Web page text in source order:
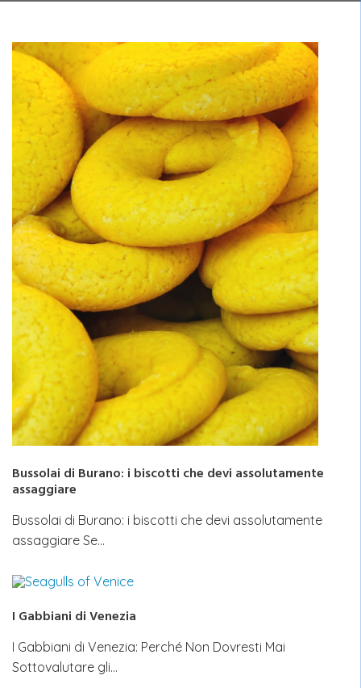
Bussolai di Burano: i biscotti che devi assolutamente
assaggiare
Bussolai di Burano: i biscotti che devi assolutamente
assaggiare Se…
I Gabbiani di Venezia
I Gabbiani di Venezia: Perché Non Dovresti Mai
Sottovalutare gli…